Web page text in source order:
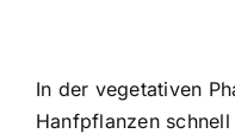
In der vegetativen
Hanfpflanzen